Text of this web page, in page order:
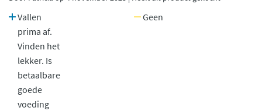
Vallen
prima af.
Vinden het
lekker. Is
betaalbare
goede
voeding
Geen